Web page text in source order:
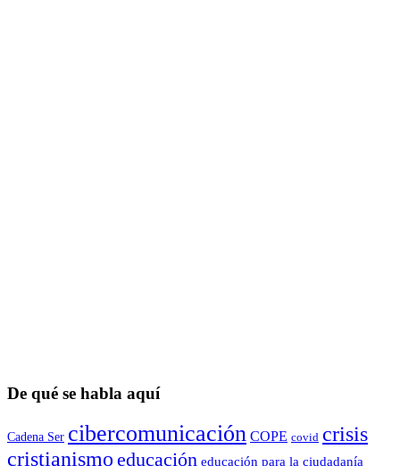
De qué se habla aquí
Cadena Ser cibercomunicación COPE covid crisis
cristianismo educación educación para la ciudadaní­a